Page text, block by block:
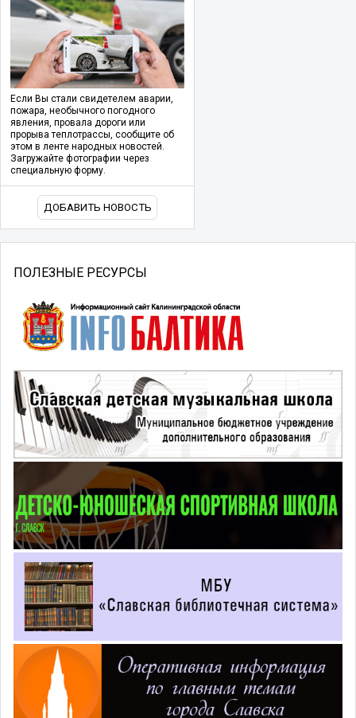
Если Вы стали свидетелем аварии,
пожара, необычного погодного
явления, провала дороги или
прорыва теплотрассы, сообщите об
этом в ленте народных новостей.
Загружайте фотографии через
специальную форму.
ДОБАВИТЬ НОВОСТЬ
ПОЛЕЗНЫЕ РЕСУРСЫ